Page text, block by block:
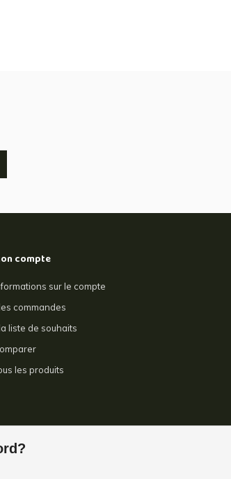
compte
sur le compte
commandes
liste de souhaits
les produits